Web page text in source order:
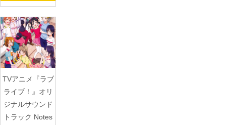
TVアニメ『ラブ
ライブ！』オリ
ジナルサウンド
トラック Notes